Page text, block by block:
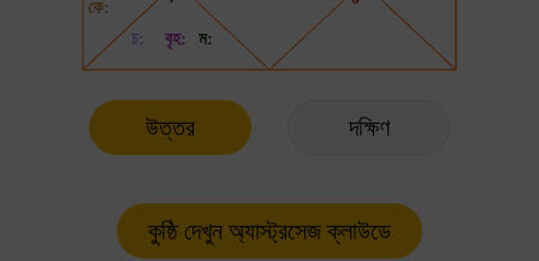
উত্তর দক্ষিণ